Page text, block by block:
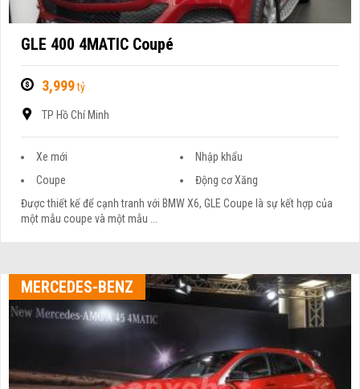
GLE 400 4MATIC Coupé
3,999tỷ
TP Hồ Chí Minh
Xe mới
Nhập khẩu
Coupe
Động cơ Xăng
Được thiết kế để cạnh tranh với BMW X6, GLE Coupe là sự kết hợp của
một mẫu coupe và một mẫu ...
MERCEDES-BENZ